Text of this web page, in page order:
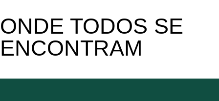
ONDE TODOS SE
ENCONTRAM